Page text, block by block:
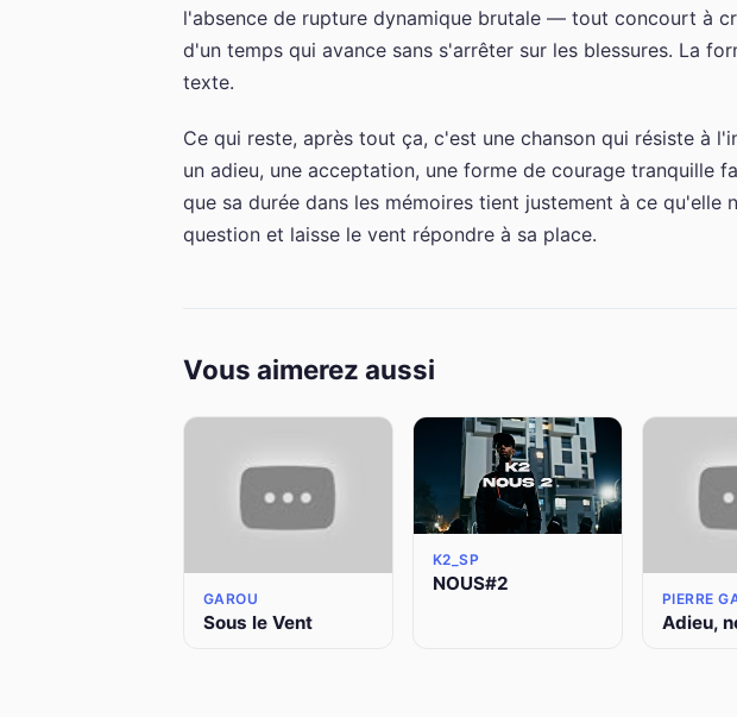
l'absence de rupture dynamique brutale — tout concourt à
d'un temps qui avance sans s'arrêter sur les blessures. La
texte.
Ce qui reste, après tout ça, c'est une chanson qui résiste à
un adieu, une acceptation, une forme de courage tranquille
que sa durée dans les mémoires tient justement à ce qu'elle
question et laisse le vent répondre à sa place.
Vous aimerez aussi
GAROU
Sous le Vent
K2_SP
NOUS#2
PIERRE
Adieu,